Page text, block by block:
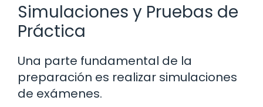
Simulaciones y Pruebas de
Práctica
Una parte fundamental de la
preparación es realizar simulaciones
de exámenes.